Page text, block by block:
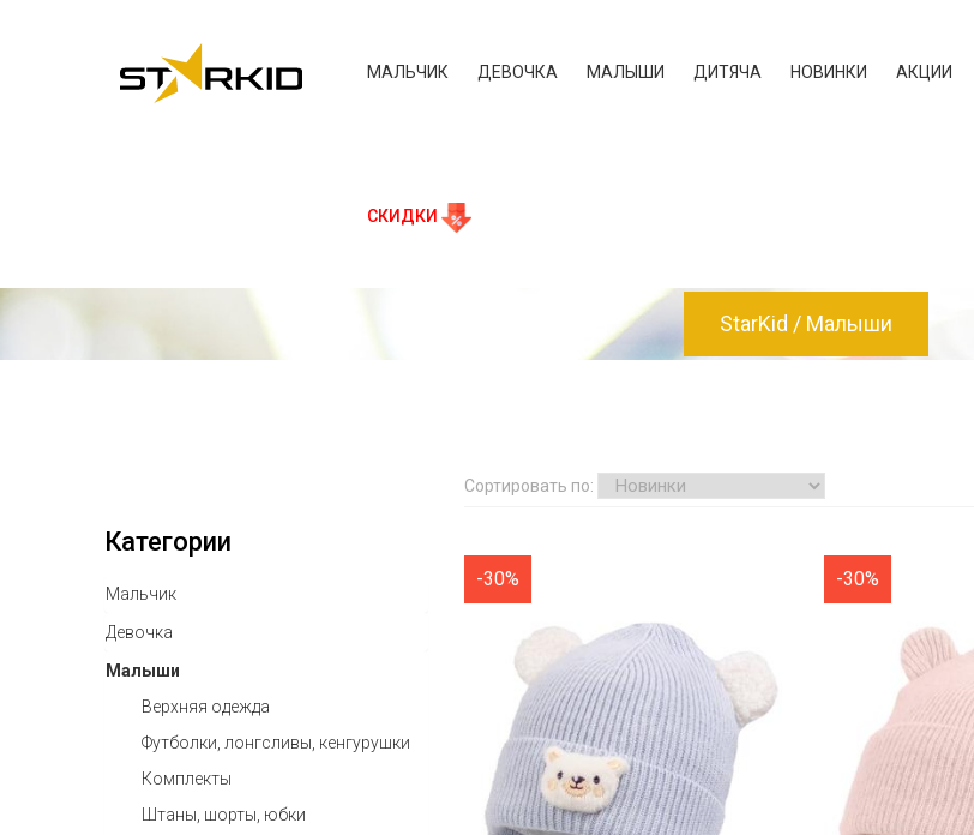
МАЛЬЧИК ДЕВОЧКА МАЛЫШИ ДИТЯЧА НОВИНКИ АКЦИИ
СКИДКИ
StarKid Малыши
Категории
Мальчик
Девочка
Малыши
Верхняя одежда
Футболки, лонгсливы, кенгурушки
Комплекты
Штаны, шорты, юбки
Сортировать по:
-30% -30%